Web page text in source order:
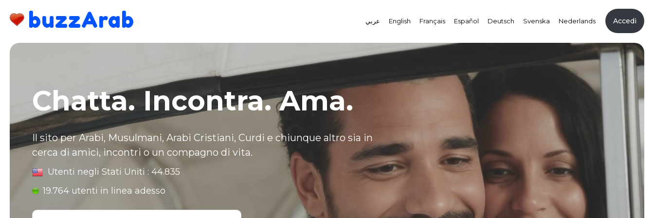
buzzArab عربي English Français Español Deutsch Svenska Nederlands Accedi
Chatta. Incontra. Ama.
Il sito per Arabi, Musulmani, Arabi Cristiani, Curdi e chiunque altro sia in
cerca di amici, incontri o un compagno di vita.
Utenti negli Stati Uniti : 44.835
19.764 utenti in linea adesso